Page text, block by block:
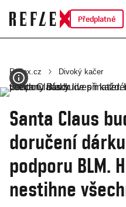
Předplatné
Reflex.cz Divoký kačer
Santa Claus
doručení
podporu BLM.
nestihne